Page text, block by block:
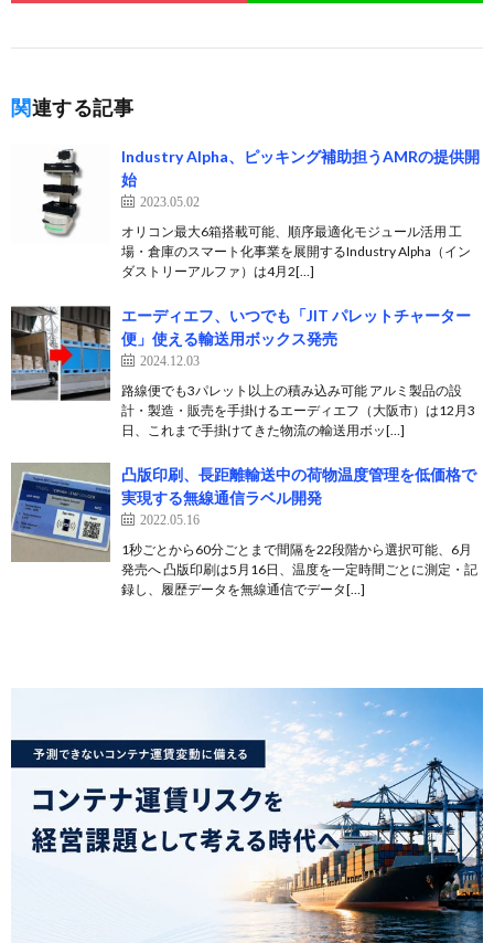
関連する記事
Industry Alpha、ピッキング補助担うAMRの提供開
始
2023.05.02
オリコン最大6箱搭載可能、順序最適化モジュール活用 工
場・倉庫のスマート化事業を展開するIndustry Alpha（イン
ダストリーアルファ）は4月2[…]
エーディエフ、いつでも「JIT パレットチャーター
便」使える輸送用ボックス発売
2024.12.03
路線便でも3パレット以上の積み込み可能 アルミ製品の設
計・製造・販売を手掛けるエーディエフ（大阪市）は12月3
日、これまで手掛けてきた物流の輸送用ボッ[…]
凸版印刷、長距離輸送中の荷物温度管理を低価格で
実現する無線通信ラベル開発
2022.05.16
1秒ごとから60分ごとまで間隔を22段階から選択可能、6月
発売へ 凸版印刷は5月16日、温度を一定時間ごとに測定・記
録し、履歴データを無線通信でデータ[…]